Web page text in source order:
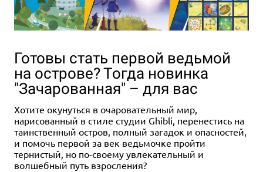
Готовы стать первой ведьмой
на острове? Тогда новинка
"Зачарованная" – для вас
Хотите окунуться в очаровательный мир,
нарисованный в стиле студии Ghibli, перенестись на
таинственный остров, полный загадок и опасностей,
и помочь первой за век ведьмочке пройти
тернистый, но по-своему увлекательный и
волшебный путь взросления?